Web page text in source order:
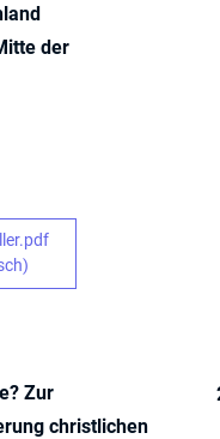
der
Zur
christlichen